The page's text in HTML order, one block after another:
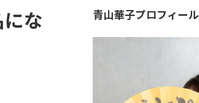
な
青山華子プロフィール